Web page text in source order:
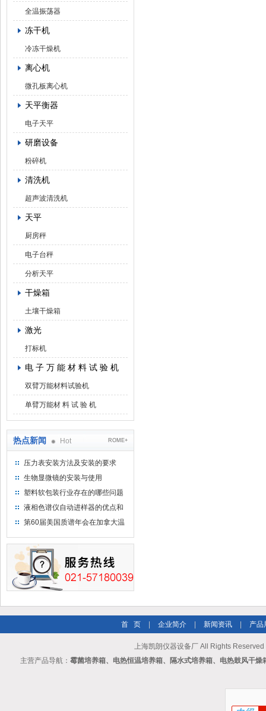
全温振荡器
冻干机
冷冻干燥机
离心机
微孔板离心机
天平衡器
电子天平
研磨设备
粉碎机
清洗机
超声波清洗机
天平
厨房秤
电子台秤
分析天平
干燥箱
土壤干燥箱
激光
打标机
电 子 万 能 材 料 试 验 机
双臂万能材料试验机
单臂万能材 料 试 验 机
热点新闻 Hot ROME+
压力表安装方法及安装的要求
生物显微镜的安装与使用
塑料软包装行业存在的哪些问题
液相色谱仪自动进样器的优点和
维护
第60届美国质谱年会在加拿大温
首 页 企业简介 新闻资讯 产品
上海凯朗仪器设备厂 All Rights Reserved
主营产品导航： 霉菌培养箱、电热恒温培养箱、隔水式培养箱、电热鼓风干